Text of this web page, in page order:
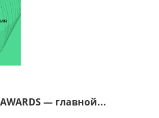
— главной...